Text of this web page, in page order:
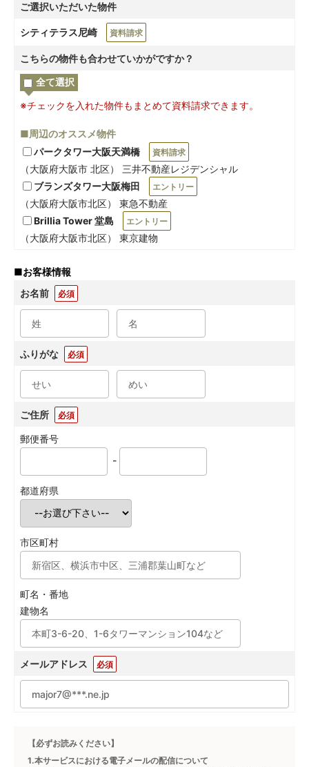
ご選択いただいた物件
シティテラス尼崎 資料請求
こちらの物件も合わせていかがですか？
全て選択
※チェックを入れた物件もまとめて資料請求できます。
■周辺のオススメ物件
パークタワー大阪天満橋
資料請求
（大阪府大阪市 北区） 三井不動産レジデンシャル
ブランズタワー大阪梅田
エントリー
（大阪府大阪市北区） 東急不動産
Brillia Tower 堂島
エントリー
（大阪府大阪市北区） 東京建物
■お客様情報
お名前
必須
ふりがな 必須
ご住所 必須
郵便番号
-
都道府県
市区町村
町名・番地
建物名
メールアドレス 必須
【必ずお読みください】
1.本サービスにおける電子メールの配信について